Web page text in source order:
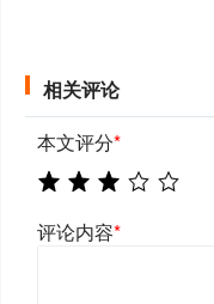
相关评论
本文评分*
评论内容*